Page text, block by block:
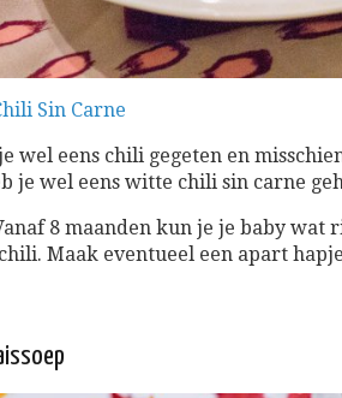
Sin Carne
wel eens chili gegeten en
je wel eens witte chili sin carne
8 maanden kun je je baby wat
Maak eventueel een apart